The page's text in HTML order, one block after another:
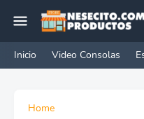
Inicio Video Consolas
Home